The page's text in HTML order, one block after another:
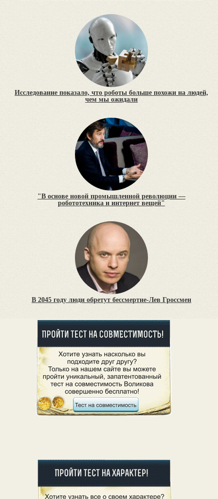
Исследование показало, что роботы больше похожи на людей,
чем мы ожидали
"В основе новой промышленной революции —
робототехника и интернет вещей"
В 2045 году люди обретут бессмертие-Лев Гроссмен